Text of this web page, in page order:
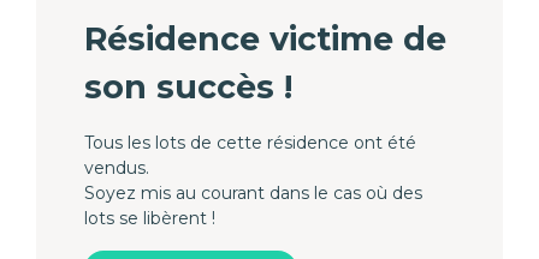
Résidence victime de
son succès !
Tous les lots de cette résidence ont été
vendus.
Soyez mis au courant dans le cas où des
lots se libèrent !